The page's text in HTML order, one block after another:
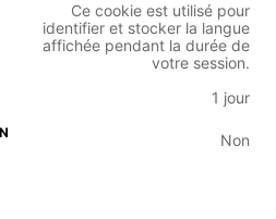
Ce cookie est utilisé pour
identifier et stocker la langue
affichée pendant la durée de
votre session.
1 jour
Non